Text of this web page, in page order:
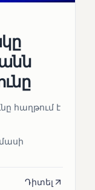
հաղթում է
մասի
Դիտել